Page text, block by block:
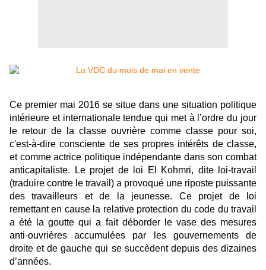
Ce premier mai 2016 se situe dans une situation politique
intérieure et internationale tendue qui met à l’ordre du jour
le retour de la classe ouvrière comme classe pour soi,
c'est-à-dire consciente de ses propres intérêts de classe,
et comme actrice politique indépendante dans son combat
anticapitaliste. Le projet de loi El Kohmri, dite loi-travail
(traduire contre le travail) a provoqué une riposte puissante
des travailleurs et de la jeunesse. Ce projet de loi
remettant en cause la relative protection du code du travail
a été la goutte qui a fait déborder le vase des mesures
anti-ouvrières accumulées par les gouvernements de
droite et de gauche qui se succèdent depuis des dizaines
d’années.